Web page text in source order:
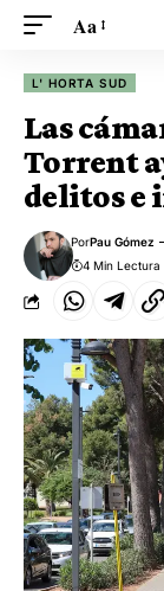
Aa
L' HORTA SUD
Las
Torrent
delitos e
PorPau Gómez
4 Min Lectura